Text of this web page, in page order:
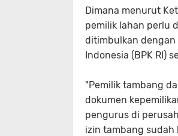
Dimana menurut
pemilik lahan perlu
ditimbulkan dengan
Indonesia (BPK RI)
"Pemilik tambang
dokumen
pengurus di
izin tambang sudah